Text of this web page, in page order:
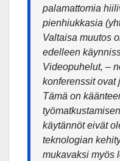
palamattomia
pienhiukkasia
Valtaisa muutos
edelleen
Videopuhelut, –
konferenssit ovat
Tämä on
käytännöt eivät
teknologian
mukavaksi myös